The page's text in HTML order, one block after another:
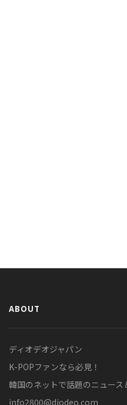
ABOUT
ディオデオジャパン
K-POPファンなら必見！
韓国のネットで話題のニュース
info2800@diodeo.com